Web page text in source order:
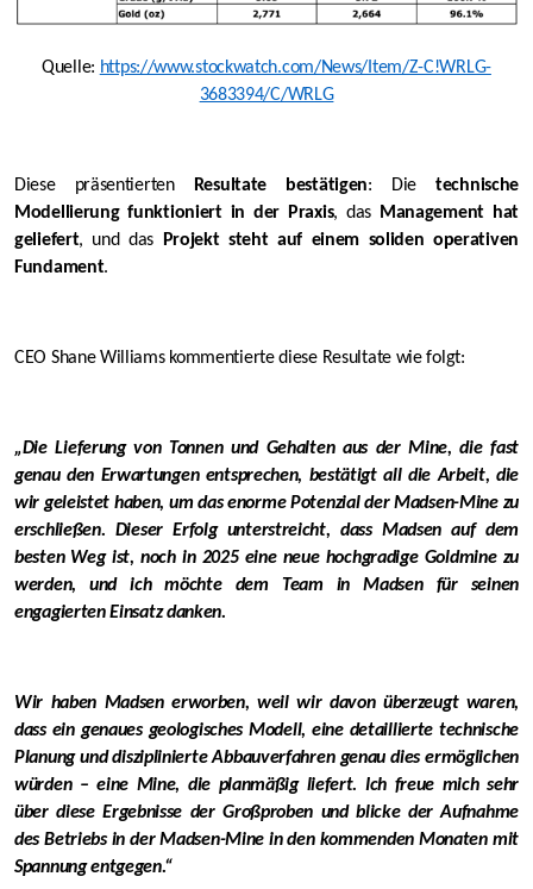
Quelle: https://www.stockwatch.com/News/Item/Z-C!WRLG-
3683394/C/WRLG
Diese präsentierten Resultate bestätigen: Die technische
Modellierung funktioniert in der Praxis, das Management hat
geliefert, und das Projekt steht auf einem soliden operativen
Fundament.
CEO Shane Williams kommentierte diese Resultate wie folgt:
„Die Lieferung von Tonnen und Gehalten aus der Mine, die fast
genau den Erwartungen entsprechen, bestätigt all die Arbeit, die
wir geleistet haben, um das enorme Potenzial der Madsen-Mine zu
erschließen. Dieser Erfolg unterstreicht, dass Madsen auf dem
besten Weg ist, noch in 2025 eine neue hochgradige Goldmine zu
werden, und ich möchte dem Team in Madsen für seinen
engagierten Einsatz danken.
Wir haben Madsen erworben, weil wir davon überzeugt waren,
dass ein genaues geologisches Modell, eine detaillierte technische
Planung und disziplinierte Abbauverfahren genau dies ermöglichen
würden – eine Mine, die planmäßig liefert. Ich freue mich sehr
über diese Ergebnisse der Großproben und blicke der Aufnahme
des Betriebs in der Madsen-Mine in den kommenden Monaten mit
Spannung entgegen.“